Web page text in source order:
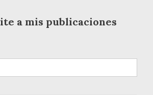
a mis publicaciones